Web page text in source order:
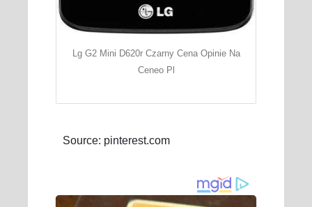
Lg G2 Mini D620r Czarny Cena Opinie Na
Ceneo Pl
Source: pinterest.com